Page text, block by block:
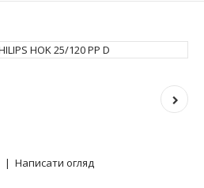
| Написати огляд